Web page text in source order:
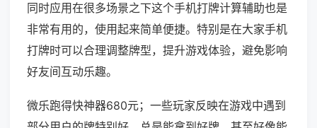
同时应用在很多场景之下这个手机打牌计算辅助也是
非常有用的，使用起来简单便捷。特别是在大家手机
打牌时可以合理调整牌型，提升游戏体验，避免影响
好友间互动乐趣。
微乐跑得快神器680元；一些玩家反映在游戏中遇到